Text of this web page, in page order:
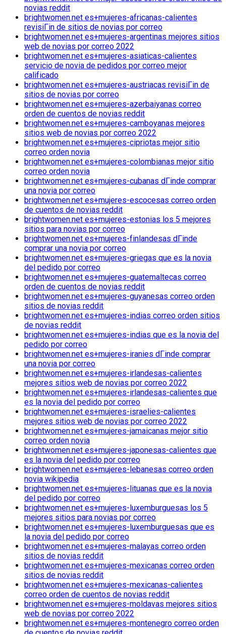
novias reddit
brightwomen.net es+mujeres-africanas-calientes
revisiГіn de sitios de novias por correo
brightwomen.net es+mujeres-argentinas mejores sitios
web de novias por correo 2022
brightwomen.net es+mujeres-asiaticas-calientes
servicio de novia de pedidos por correo mejor
calificado
brightwomen.net es+mujeres-austriacas revisiГіn de
sitios de novias por correo
brightwomen.net es+mujeres-azerbaiyanas correo
orden de cuentos de novias reddit
brightwomen.net es+mujeres-camboyanas mejores
sitios web de novias por correo 2022
brightwomen.net es+mujeres-cipriotas mejor sitio
correo orden novia
brightwomen.net es+mujeres-colombianas mejor sitio
correo orden novia
brightwomen.net es+mujeres-cubanas dГіnde comprar
una novia por correo
brightwomen.net es+mujeres-escocesas correo orden
de cuentos de novias reddit
brightwomen.net es+mujeres-estonias los 5 mejores
sitios para novias por correo
brightwomen.net es+mujeres-finlandesas dГіnde
comprar una novia por correo
brightwomen.net es+mujeres-griegas que es la novia
del pedido por correo
brightwomen.net es+mujeres-guatemaltecas correo
orden de cuentos de novias reddit
brightwomen.net es+mujeres-guyanesas correo orden
sitios de novias reddit
brightwomen.net es+mujeres-indias correo orden sitios
de novias reddit
brightwomen.net es+mujeres-indias que es la novia del
pedido por correo
brightwomen.net es+mujeres-iranies dГіnde comprar
una novia por correo
brightwomen.net es+mujeres-irlandesas-calientes
mejores sitios web de novias por correo 2022
brightwomen.net es+mujeres-irlandesas-calientes que
es la novia del pedido por correo
brightwomen.net es+mujeres-israelies-calientes
mejores sitios web de novias por correo 2022
brightwomen.net es+mujeres-jamaicanas mejor sitio
correo orden novia
brightwomen.net es+mujeres-japonesas-calientes que
es la novia del pedido por correo
brightwomen.net es+mujeres-lebanesas correo orden
novia wikipedia
brightwomen.net es+mujeres-lituanas que es la novia
del pedido por correo
brightwomen.net es+mujeres-luxemburguesas los 5
mejores sitios para novias por correo
brightwomen.net es+mujeres-luxemburguesas que es
la novia del pedido por correo
brightwomen.net es+mujeres-malayas correo orden
sitios de novias reddit
brightwomen.net es+mujeres-mexicanas correo orden
sitios de novias reddit
brightwomen.net es+mujeres-mexicanas-calientes
correo orden de cuentos de novias reddit
brightwomen.net es+mujeres-moldavas mejores sitios
web de novias por correo 2022
brightwomen.net es+mujeres-montenegro correo orden